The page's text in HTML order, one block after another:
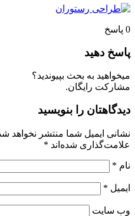
پاسخ
دهید
به بحث بپیوندید؟
رایگان.
را بنویسید
ایمیل شما منتشر نخواهد شد.
شده‌اند*
*
*
سایت